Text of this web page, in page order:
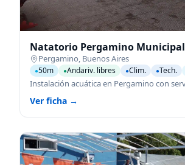
Natatorio Pergamino Municipal
Pergamino, Buenos Aires
●50m ●Andariv. libres ●Clim. ●Tech.
Ver ficha →